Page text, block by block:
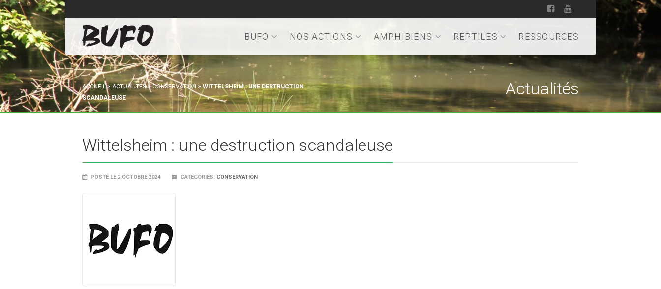
BUFO NOS ACTIONS AMPHIBIENS REPTILES RESSOURCES
ACCUEIL> ACTUALITÉS>CONSERVATION> WITTELSHEIM : UNE DESTRUCTION
SCANDALEUSE
Actualités
Wittelsheim : une destruction scandaleuse
POSTÉ LE 2 OCTOBRE 2024 CATEGORIES: CONSERVATION